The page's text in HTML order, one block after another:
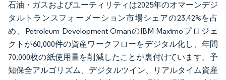
石油・ガスおよびユーティリティは2025年のオマーンデジ
タルトランスフォーメーション市場シェアの23.42%を占
め、Petroleum Development OmanのIBM Maximoプロジェ
クトが60,000件の資産ワークフローをデジタル化し、年間
70,000枚の紙使用量を削減したことが裏付けています。予
知保全アルゴリズム、デジタルツイン、リアルタイム資産